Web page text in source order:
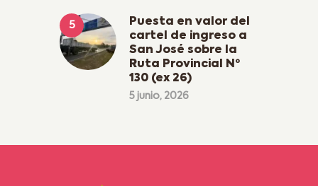
Puesta en valor del
cartel de ingreso a
San José sobre la
Ruta Provincial Nº
130 (ex 26)
5 junio, 2026